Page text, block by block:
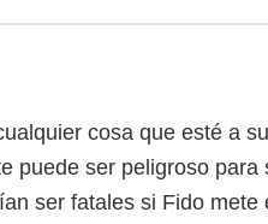
cosa que esté a
puede ser peligroso para
ser fatales si Fido mete